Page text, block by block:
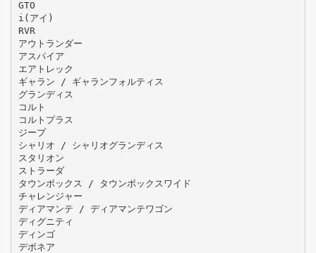
GTO
i(アイ)
RVR
アウトランダー
アスパイア
エアトレック
ギャラン / ギャランフォルティス
グランディス
コルト
コルトプラス
ジープ
シャリオ / シャリオグランディス
スタリオン
ストラーダ
タウンボックス / タウンボックスワイド
チャレンジャー
ディアマンテ / ディアマンテワゴン
ディグニティ
ディンゴ
デボネア